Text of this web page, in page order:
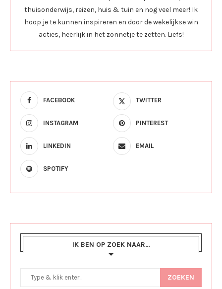
thuisonderwijs, reizen, huis & tuin en nog veel meer! Ik
hoop je te kunnen inspireren en door de wekelijkse win
acties, heerlijk in het zonnetje te zetten. Liefs!
FACEBOOK TWITTER
INSTAGRAM PINTEREST
LINKEDIN EMAIL
SPOTIFY
IK BEN OP ZOEK NAAR…
ZOEKEN